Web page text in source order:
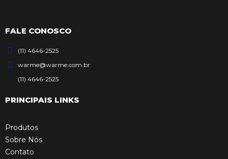
FALE CONOSCO
(11) 4646-2525
warme@warme.com.br
(11) 4646-2525
PRINCIPAIS LINKS
Produtos
Sobre Nós
Contato